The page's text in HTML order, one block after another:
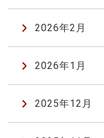
2026年2月
2026年1月
2025年12月